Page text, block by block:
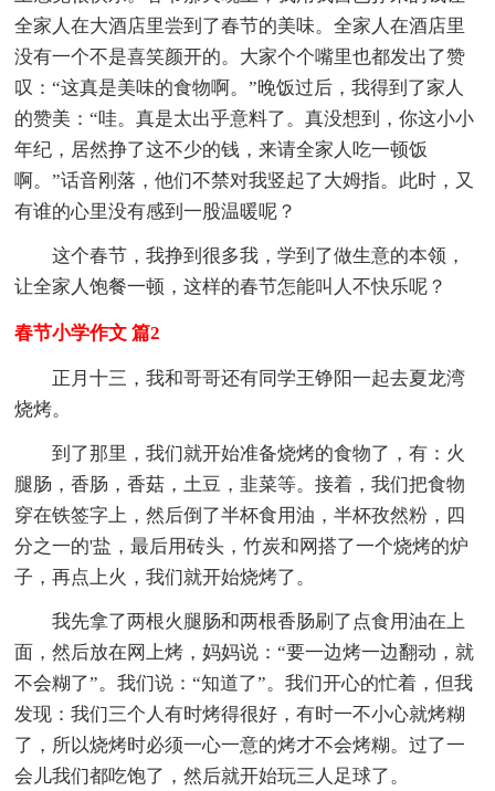
全家人在大酒店里尝到了春节的美味。全家人在酒店里
没有一个不是喜笑颜开的。大家个个嘴里也都发出了赞
叹：“这真是美味的食物啊。”晚饭过后，我得到了家人
的赞美：“哇。真是太出乎意料了。真没想到，你这小小
年纪，居然挣了这不少的钱，来请全家人吃一顿饭
啊。”话音刚落，他们不禁对我竖起了大姆指。此时，又
有谁的心里没有感到一股温暖呢？
这个春节，我挣到很多我，学到了做生意的本领，
让全家人饱餐一顿，这样的春节怎能叫人不快乐呢？
春节小学作文 篇2
正月十三，我和哥哥还有同学王铮阳一起去夏龙湾
烧烤。
到了那里，我们就开始准备烧烤的食物了，有：火
腿肠，香肠，香菇，土豆，韭菜等。接着，我们把食物
穿在铁签字上，然后倒了半杯食用油，半杯孜然粉，四
分之一的'盐，最后用砖头，竹炭和网搭了一个烧烤的炉
子，再点上火，我们就开始烧烤了。
我先拿了两根火腿肠和两根香肠刷了点食用油在上
面，然后放在网上烤，妈妈说：“要一边烤一边翻动，就
不会糊了”。我们说：“知道了”。我们开心的忙着，但我
发现：我们三个人有时烤得很好，有时一不小心就烤糊
了，所以烧烤时必须一心一意的烤才不会烤糊。过了一
会儿我们都吃饱了，然后就开始玩三人足球了。